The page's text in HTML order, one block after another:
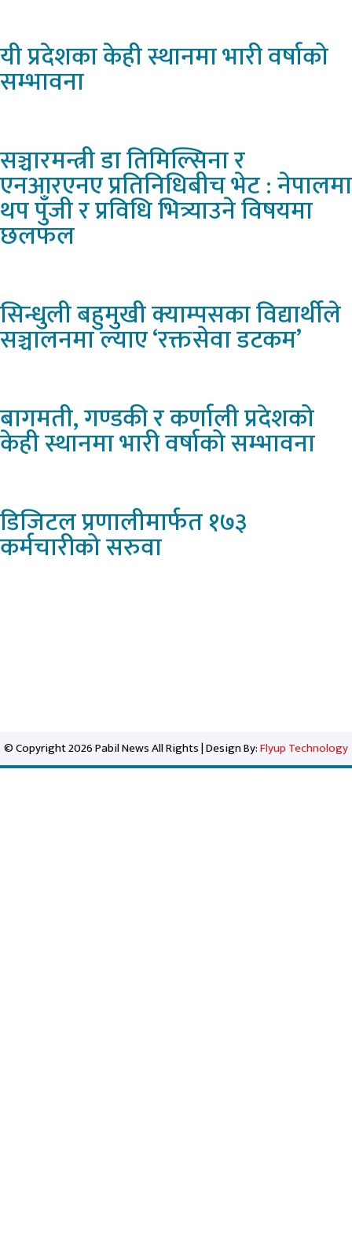
यीप्रदेशका केही स्थानमा भारी वर्षाको
सम्भावना
सञ्चारमन्त्रीडा तिमिल्सिना र
एनआरएनए प्रतिनिधिबीच भेट : नेपालमा
थप पुँजी र प्रविधि भित्र्याउने विषयमा
छलफल
सिन्धुलीबहुमुखी क्याम्पसका विद्यार्थीले
सञ्चालनमा ल्याए ‘रक्तसेवा डटकम’
बागमती,गण्डकी र कर्णाली प्रदेशको
केही स्थानमा भारी वर्षाको सम्भावना
डिजिटलप्रणालीमार्फत १७३
कर्मचारीको सरुवा
© Copyright 2026 Pabil News All Rights | Design By:Flyup Technology